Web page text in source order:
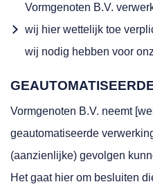
Vormgenoten B.V.
wij hier wettelijk toe
wij nodig hebben voor
Vormgenoten B.V. neemt
geautomatiseerde
(aanzienlijke) gevolgen
Het gaat hier om besluiten